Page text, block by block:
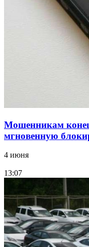
Сладкий
парке прошёл
Мошенникам
мгновенную
4 июня
13:07